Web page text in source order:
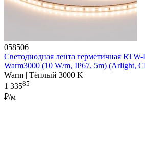
058506
Светодиодная лента герметичная
Warm3000 (10 W/m, IP67, 5m) (Arlight,
Warm | Тёплый 3000 K
1 33585
₽/м